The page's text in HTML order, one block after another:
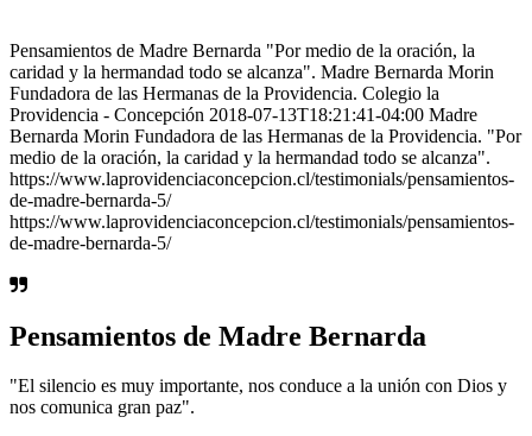
Pensamientos de Madre Bernarda "Por medio de la oración, la
caridad y la hermandad todo se alcanza". Madre Bernarda Morin
Fundadora de las Hermanas de la Providencia. Colegio la
Providencia - Concepción 2018-07-13T18:21:41-04:00 Madre
Bernarda Morin Fundadora de las Hermanas de la Providencia. "Por
medio de la oración, la caridad y la hermandad todo se alcanza".
https://www.laprovidenciaconcepcion.cl/testimonials/pensamientos-
de-madre-bernarda-5/
https://www.laprovidenciaconcepcion.cl/testimonials/pensamientos-
de-madre-bernarda-5/
Pensamientos de Madre Bernarda
"El silencio es muy importante, nos conduce a la unión con Dios y
nos comunica gran paz".